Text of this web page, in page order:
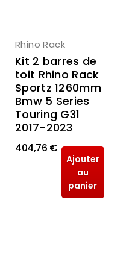
Rhino Rack
Kit 2 barres de
toit Rhino Rack
Sportz 1260mm
Bmw 5 Series
Touring G31
2017-2023
404,76 €
Ajouter
au
panier